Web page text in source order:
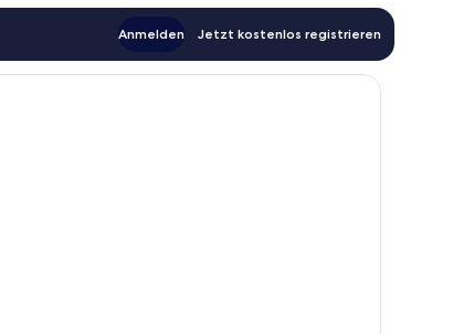
Anmelden Jetzt kostenlos registrieren